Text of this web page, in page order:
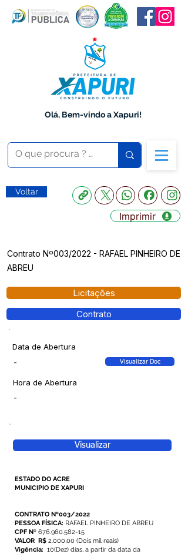
Olá, Bem-vindo a Xapuri!
Voltar
Imprimir
Contrato Nº003/2022 - RAFAEL PINHEIRO DE
ABREU
Licitações
Contrato
Data de Abertura
- Visualizar Doc
Hora de Abertura
-
Visualizar
ESTADO DO ACRE
MUNICIPIO DE XAPURI
CONTRATO Nº003/2022
PESSOA FÍSICA: RAFAEL PINHEIRO DE ABREU
CPF Nº 676.960.582-15
VALOR R$ 2.000,00 (Dois mil reais)
Vigência: 10(Dez) dias, a partir da data da